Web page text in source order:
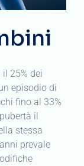
25% dei
episodio di
fino al 33%
il
stessa
prevale